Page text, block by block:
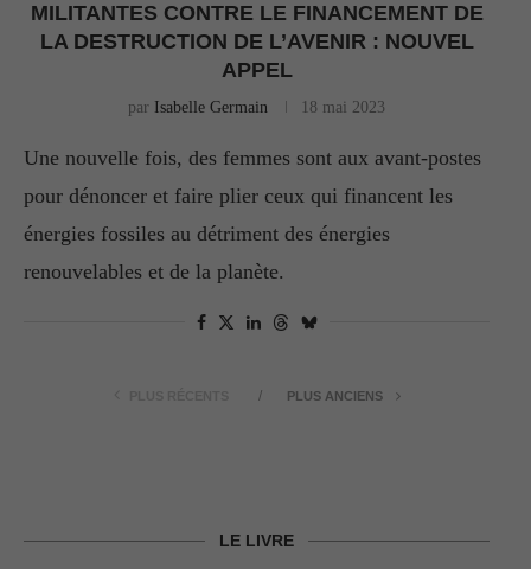
MILITANTES CONTRE LE FINANCEMENT DE
LA DESTRUCTION DE L’AVENIR : NOUVEL
APPEL
par Isabelle Germain 18 mai 2023
Une nouvelle fois, des femmes sont aux avant-postes
pour dénoncer et faire plier ceux qui financent les
énergies fossiles au détriment des énergies
renouvelables et de la planète.
PLUS ANCIENS
LE LIVRE